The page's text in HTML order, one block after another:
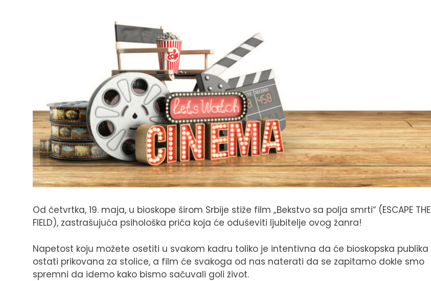
Od četvrtka, 19. maja, u bioskope širom Srbije stiže film „Bekstvo sa polja smrti“ (ESCAPE THE
FIELD), zastrašujuća psihološka priča koja će oduševiti ljubitelje ovog žanra!
Napetost koju možete osetiti u svakom kadru toliko je intentivna da će bioskopska publika
ostati prikovana za stolice, a film će svakoga od nas naterati da se zapitamo dokle smo
spremni da idemo kako bismo sačuvali goli život.